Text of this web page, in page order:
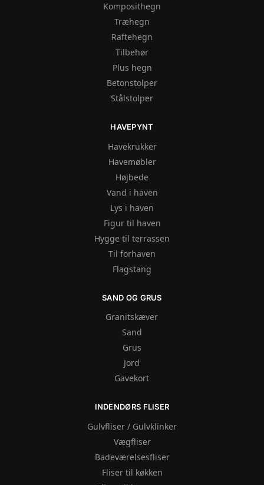
Komposithegn
Træhegn
Raftehegn
Tilbehør
Plus hegn
Betonstolper
Stålstolper
HAVEPYNT
Havekrukker
Havemøbler
Højbede
Vand i haven
Lys i haven
Figur til haven
Hygge til terrassen
Til forhaven
Flagstang
SAND OG GRUS
Granitskæver
Sand
Grus
Jord
Gavekort
INDENDØRS FLISER
Gulvfliser / Gulvklinker
Vægfliser
Badeværelsesfliser
Fliser til køkken